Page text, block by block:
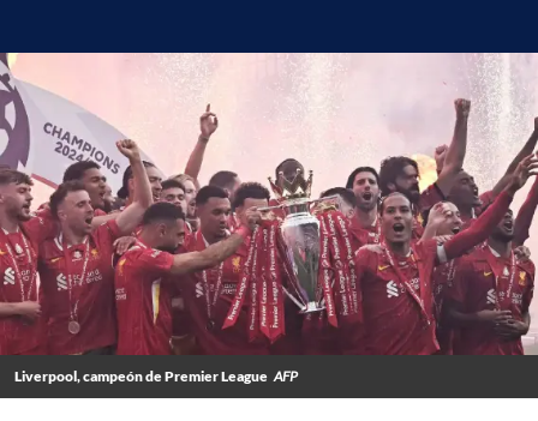
Liverpool, campeón de Premier League AFP